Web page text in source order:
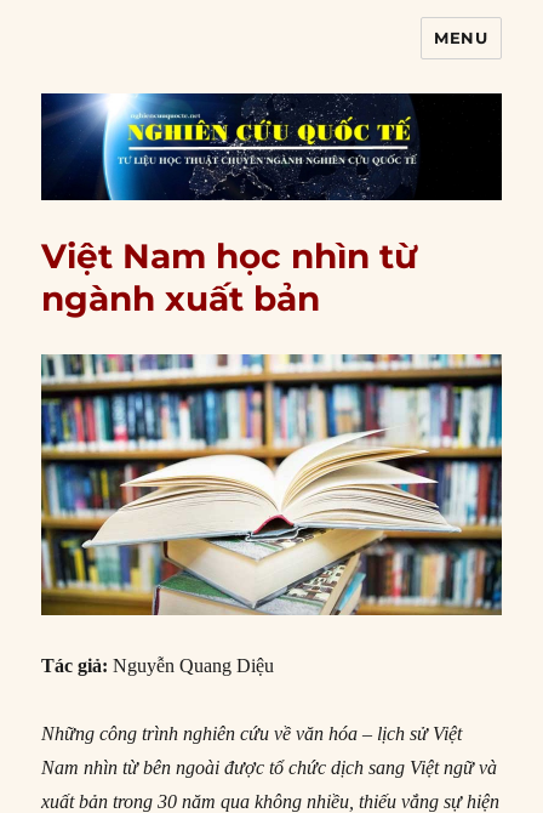
MENU
Việt Nam học nhìn từ
ngành xuất bản
Tác giả:Nguyễn Quang Diệu
Những công trình nghiên cứu về văn hóa – lịch sử Việt
Nam nhìn từ bên ngoài được tổ chức dịch sang Việt ngữ và
xuất bản trong 30 năm qua không nhiều, thiếu vắng sự hiện